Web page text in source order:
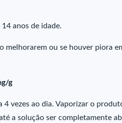
anos de idade.
melhorarem ou se houver piora
g
vezes ao dia. Vaporizar o
a solução ser completamente